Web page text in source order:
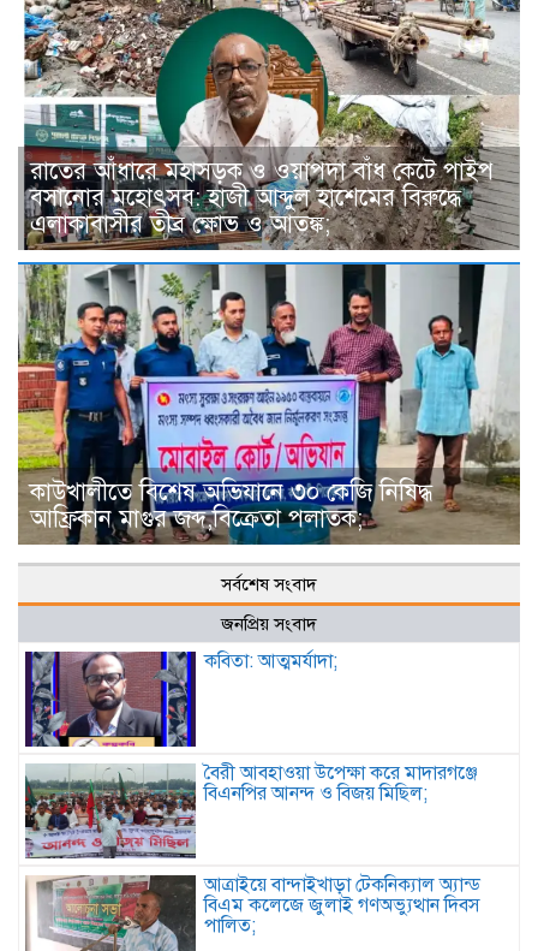
রাতের আঁধারে মহাসড়ক ও ওয়াপদা বাঁধ কেটে পাইপ
বসানোর মহোৎসব: হাজী আব্দুল হাশেমের বিরুদ্ধে
এলাকাবাসীর তীব্র ক্ষোভ ও আতঙ্ক;
কাউখালীতে বিশেষ অভিযানে ৩০ কেজি নিষিদ্ধ
আফ্রিকান মাগুর জব্দ,বিক্রেতা পলাতক;
সর্বশেষ সংবাদ
জনপ্রিয় সংবাদ
কবিতা: আত্মমর্যাদা;
বৈরী আবহাওয়া উপেক্ষা করে মাদারগঞ্জে
বিএনপির আনন্দ ও বিজয় মিছিল;
আত্রাইয়ে বান্দাইখাড়া টেকনিক্যাল অ্যান্ড
বিএম কলেজে জুলাই গণঅভ্যুত্থান দিবস
পালিত;